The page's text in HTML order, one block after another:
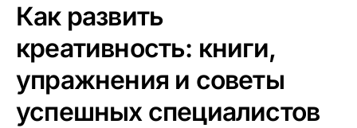
Как развить
креативность: книги,
упражнения и советы
успешных специалистов